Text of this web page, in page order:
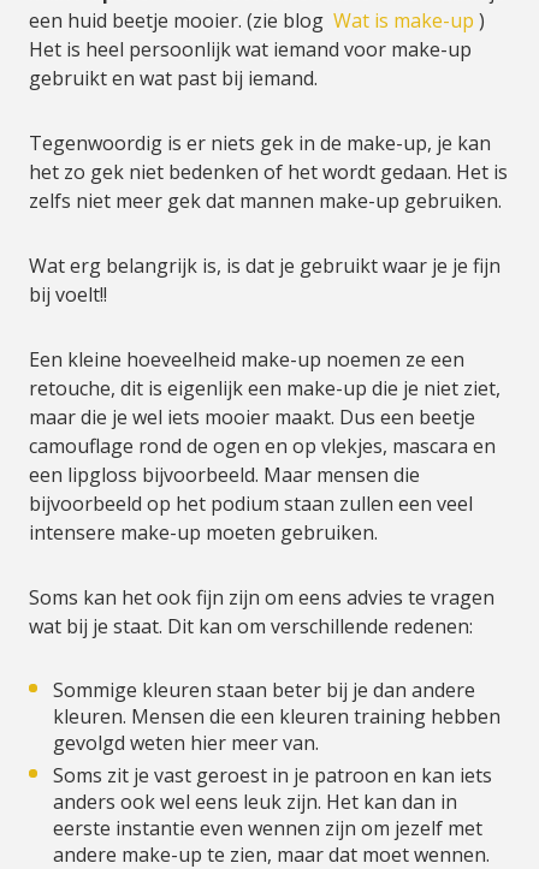
een huid beetje mooier. (zie blog Wat is make-up )
Het is heel persoonlijk wat iemand voor make-up
gebruikt en wat past bij iemand.
Tegenwoordig is er niets gek in de make-up, je kan
het zo gek niet bedenken of het wordt gedaan. Het is
zelfs niet meer gek dat mannen make-up gebruiken.
Wat erg belangrijk is, is dat je gebruikt waar je je fijn
bij voelt!!
Een kleine hoeveelheid make-up noemen ze een
retouche, dit is eigenlijk een make-up die je niet ziet,
maar die je wel iets mooier maakt. Dus een beetje
camouflage rond de ogen en op vlekjes, mascara en
een lipgloss bijvoorbeeld. Maar mensen die
bijvoorbeeld op het podium staan zullen een veel
intensere make-up moeten gebruiken.
Soms kan het ook fijn zijn om eens advies te vragen
wat bij je staat. Dit kan om verschillende redenen:
Sommige kleuren staan beter bij je dan andere
kleuren. Mensen die een kleuren training hebben
gevolgd weten hier meer van.
Soms zit je vast geroest in je patroon en kan iets
anders ook wel eens leuk zijn. Het kan dan in
eerste instantie even wennen zijn om jezelf met
andere make-up te zien, maar dat moet wennen.